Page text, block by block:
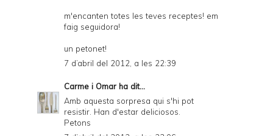
m'encanten totes les teves receptes! em
faig seguidora!
un petonet!
7 d’abril del 2012, a les 22:39
Carme i Omar ha dit...
Amb aquesta sorpresa qui s'hi pot
resistir. Han d'estar deliciosos.
Petons